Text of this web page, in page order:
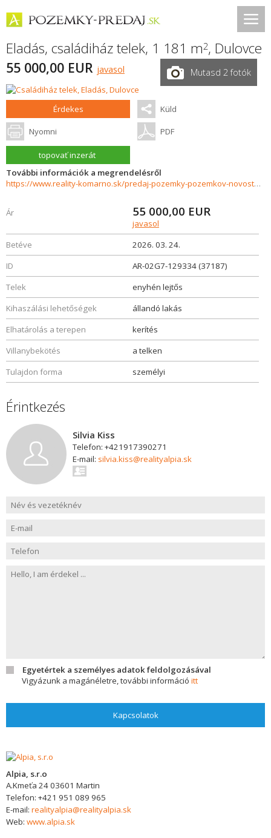
Eladás, családiház telek, 1 181 m2, Dulovce
55 000,00 EUR javasol Mutasd 2 fotók
Érdekes Küld
Nyomni PDF
topovať inzerát
További információk a megrendelésről
https://www.reality-komarno.sk/predaj-pozemky-pozemkov-novostavby/Na-predaj-slnecny-pozemok-na-polosamote-pri-lese-37187/?utm_source=areality&utm_medium=xml&utm_term=37187&utm_content=chalupa&utm_campaign=portaly
Ár 55 000,00 EUR
javasol
Betéve
2026. 03. 24.
ID
AR-02G7-129334 (37187)
Telek
enyhén lejtős
Kihaszálási lehetőségek
állandó lakás
Elhatárolás a terepen
kerítés
Villanybekötés
a telken
Tulajdon forma
személyi
Érintkezés
Silvia Kiss
Telefon: +421917390271
E-mail: silvia.kiss@realityalpia.sk
Egyetértek a személyes adatok feldolgozásával
Vigyázunk a magánéletre, további információ itt
Kapcsolatok
Alpia, s.r.o
A.Kmeťa 2403601 Martin
Telefon: +421 951 089 965
E-mail: realityalpia@realityalpia.sk
Web: www.alpia.sk